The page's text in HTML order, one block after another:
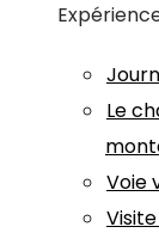
Le
Voie